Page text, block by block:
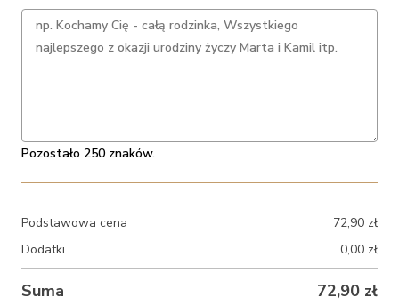
Pozostało 250 znaków.
Podstawowa cena 72,90 zł
Dodatki
0,00 zł
Suma 72,90 zł